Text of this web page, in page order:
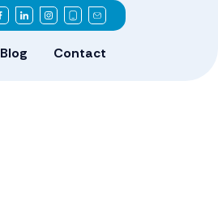
Blog Contact